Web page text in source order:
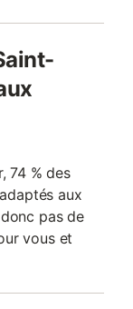
74 % des
aux
pas de
vous et